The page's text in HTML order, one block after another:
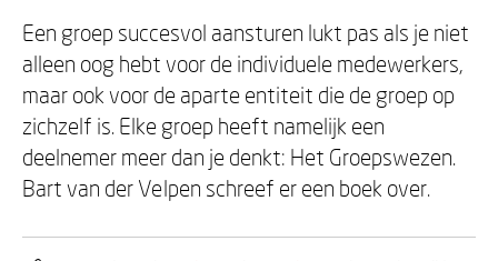
Een groep succesvol aansturen lukt pas als je niet
alleen oog hebt voor de individuele medewerkers,
maar ook voor de aparte entiteit die de groep op
zichzelf is. Elke groep heeft namelijk een
deelnemer meer dan je denkt: Het Groepswezen.
Bart van der Velpen schreef er een boek over.